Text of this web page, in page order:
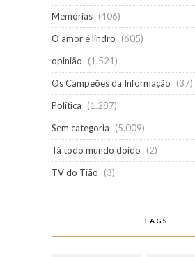
Memórias (406)
O amor é lindro
(605)
opinião
(1.521)
Os Campeões da Informação
(37)
Política
(1.287)
Sem categoria
(5.009)
Tá todo mundo doido
(2)
TV do Tião
(3)
TAGS